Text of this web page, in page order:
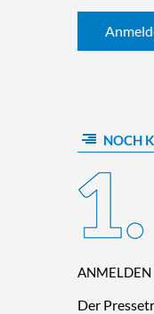
NOCH
ANMELDEN
Der